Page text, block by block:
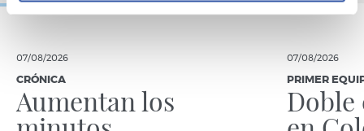
07/08/2026
CRÓNICA
Aumentan los
07/08/2026
PRIMER